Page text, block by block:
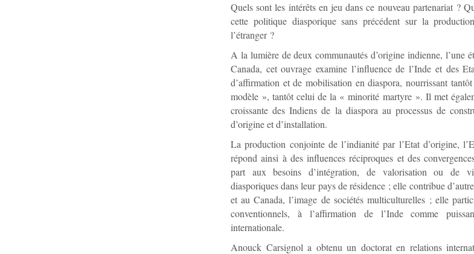
Quels sont les intérêts en jeu dans ce nouveau partenariat ?
cette politique diasporique sans précédent sur la
l’étranger ?
A la lumière de deux communautés d’origine indienne, l’une
Canada, cet ouvrage examine l’influence de l’Inde et des
d’affirmation et de mobilisation en diaspora, nourrissant
modèle », tantôt celui de la « minorité martyre ». Il met
croissante des Indiens de la diaspora au processus de
d’origine et d’installation.
La production conjointe de l’indianité par l’Etat d’origine,
répond ainsi à des influences réciproques et des
part aux besoins d’intégration, de valorisation ou de
diasporiques dans leur pays de résidence ; elle contribue
et au Canada, l’image de sociétés multiculturelles ; elle
conventionnels, à l’affirmation de l’Inde comme
internationale.
Anouck Carsignol a obtenu un doctorat en relations